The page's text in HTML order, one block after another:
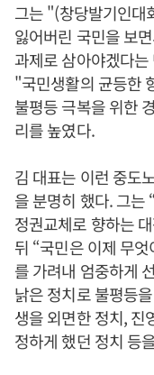
그는 "(창당발기인대
잃어버린 국민을 보
과제로 삼아야겠다
"국민생활의 균등한
불평등 극복을 위한
리를 높였다.
김 대표는 이런 중도
을 분명히 했다. 그는
정권교체로 향하는
뒤 “국민은 이제 무
를 가려내 엄중하게
낡은 정치로 불평등
생을 외면한 정치, 진
정하게 했던 정치 등